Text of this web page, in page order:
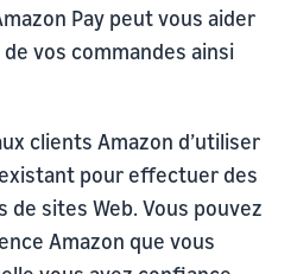
Pay peut vous aider
vos commandes ainsi
clients Amazon d’utiliser
pour effectuer des
de sites Web. Vous pouvez
Amazon que vous